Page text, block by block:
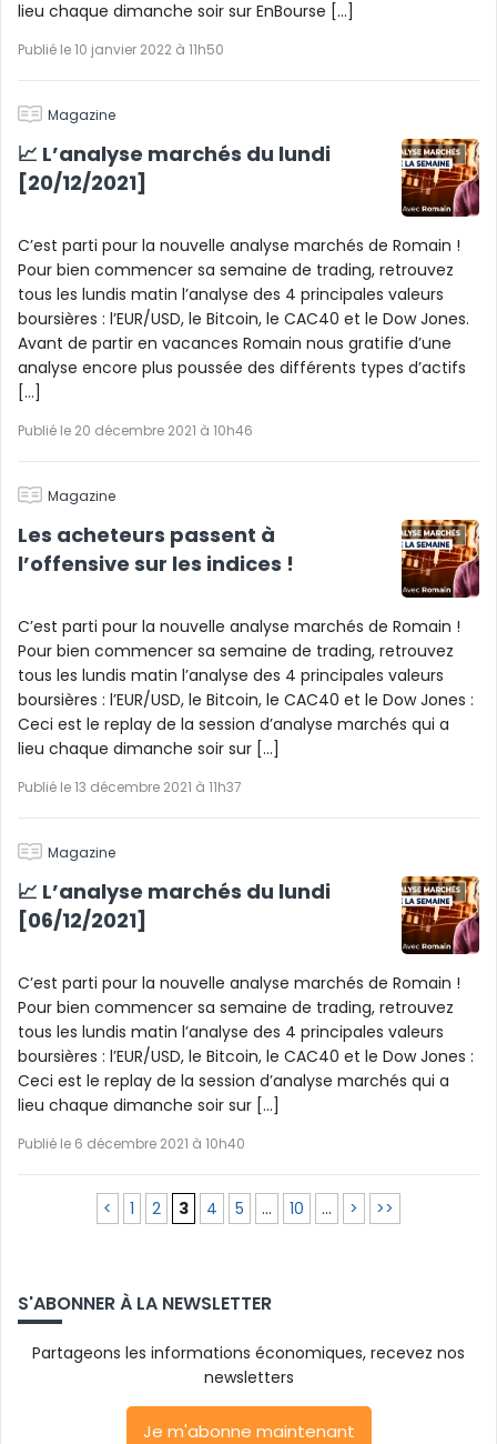
lieu chaque dimanche soir sur EnBourse […]
Publié le 10 janvier 2022 à 11h50
Magazine
📈 L’analyse marchés du lundi
[20/12/2021]
C’est parti pour la nouvelle analyse marchés de Romain !
Pour bien commencer sa semaine de trading, retrouvez
tous les lundis matin l’analyse des 4 principales valeurs
boursières : l’EUR/USD, le Bitcoin, le CAC40 et le Dow Jones.
Avant de partir en vacances Romain nous gratifie d’une
analyse encore plus poussée des différents types d’actifs
[…]
Publié le 20 décembre 2021 à 10h46
Magazine
Les acheteurs passent à
l’offensive sur les indices !
C’est parti pour la nouvelle analyse marchés de Romain !
Pour bien commencer sa semaine de trading, retrouvez
tous les lundis matin l’analyse des 4 principales valeurs
boursières : l’EUR/USD, le Bitcoin, le CAC40 et le Dow Jones :
Ceci est le replay de la session d’analyse marchés qui a
lieu chaque dimanche soir sur […]
Publié le 13 décembre 2021 à 11h37
Magazine
📈 L’analyse marchés du lundi
[06/12/2021]
C’est parti pour la nouvelle analyse marchés de Romain !
Pour bien commencer sa semaine de trading, retrouvez
tous les lundis matin l’analyse des 4 principales valeurs
boursières : l’EUR/USD, le Bitcoin, le CAC40 et le Dow Jones :
Ceci est le replay de la session d’analyse marchés qui a
lieu chaque dimanche soir sur […]
Publié le 6 décembre 2021 à 10h40
< 1 2 3 4 5 … 10 … > >>
S'ABONNER À LA NEWSLETTER
Partageons les informations économiques, recevez nos
newsletters
Je m'abonne maintenant